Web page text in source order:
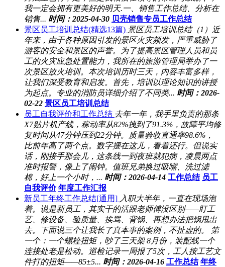
我一定会拥有更美好的明天.一、销售工作总结、分析在
销售... 时间：2025-04-30 贝壳销售专员工作总结
景区员工培训总结(精选13篇) 景区员工培训总结（1）近
年来，由于各种原因引发的景区火灾频发，严重威胁了
游客的安全和景区的声誉。为了提高景区管理人员和员
工的火灾应急处置能力，我所在的旅游管理局举办了一
次景区放火培训。本次培训历时三天，内容丰富多样，
让我们深受教育和启发。首先，培训以理论知识的讲授
为起点。专业的消防员详细介绍了不同类... 时间：2026-
02-22 景区员工培训总结
员工自我评价和工作总结 去年一年，我手里负责的那条
X7贴片机产线，稼动率从82%拽到了91.3%，故障平均修
复时间从47分钟压到22分钟。质量验收直通率98.6%，
比前年高了两个点。数字摆在这儿，看着还行。但说实
话，刚接手那会儿，这条线一到夜班就犯病，凌晨两点
准时报警，像上了闹钟。值班兄弟换过吸嘴、洗过滤
棉，好上一个小时，... 时间：2026-04-14 工作总结 员工
自我评价 年度工作汇报
新员工年终工作总结[通用] 入职大半年，一直在现场泡
着。说是新员工，其实干的活跟老师傅没区别——盯工
艺、修设备、验质量、挨骂、背锅、再想办法把锅甩出
去。下面说三个让我长了真本事的案例，不扯虚的。 第
一个：一个螺栓扭矩，吵了三天架 8月份，装配线一个
连接处老是松动。巡检记录一周报了5次，工人按工艺文
件打的扭矩——85±5... 时间：2026-04-16 工作总结 年终